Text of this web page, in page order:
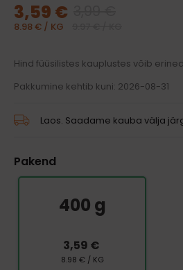
3,59 €
8.98 € / KG
Hind füüsilistes kauplustes võib
Pakkumine kehtib kuni: 2026-08-31
Laos. Saadame kauba välja
Pakend
400 g
3,59 €
8.98 € / KG